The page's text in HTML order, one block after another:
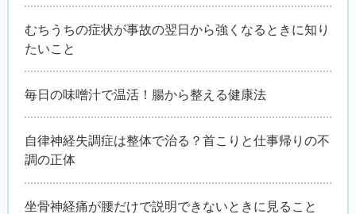
むちうちの症状が事故の翌日から強くなるときに知り
たいこと
毎日の味噌汁で温活！腸から整える健康法
自律神経失調症は整体で治る？首こりと仕事帰りの不
調の正体
坐骨神経痛が腰だけで説明できないときに見ること